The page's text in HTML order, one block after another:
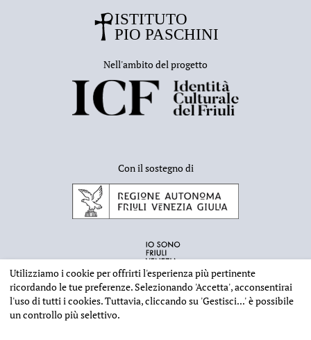
Nell'ambito del progetto
Con il sostegno di
Utilizziamo i cookie per offrirti l'esperienza più pertinente
ricordando le tue preferenze. Selezionando 'Accetta', acconsentirai
l'uso di tutti i cookies. Tuttavia, cliccando su 'Gestisci...'è possibile
un controllo più selettivo.